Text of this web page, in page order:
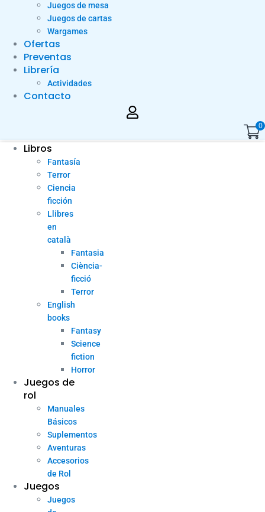
Juegos de mesa
Juegos de cartas
Wargames
Ofertas
Preventas
Librería
Actividades
Contacto
0
Libros
Fantasía
Terror
Ciencia
ficción
Llibres
en
català
Fantasia
Ciència-
ficció
Terror
English
books
Fantasy
Science
fiction
Horror
Juegos de
rol
Manuales
Básicos
Suplementos
Aventuras
Accesorios
de Rol
Juegos
Juegos